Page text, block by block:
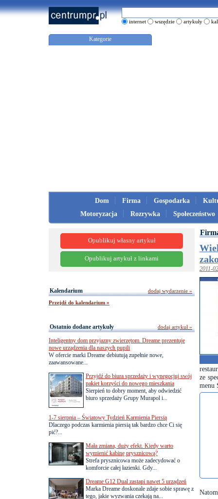
internet wszędzie artykuły
Kategorie
Dom Firma Gospodarka
Motoryzacja
Rozrywka Społeczeństwo
2011-
ze
menu
Opublikuj własny artykuł
Opublikuj artykuł z linkami
Kalendarium
Przejdź do kalendarium »
dodaj wydarzenie »
Ostatnio dodane artykuły
Inteligentny dom przyjazny zwierzętom. Dreame prezentuje
nowe urządzenia dla naszych pupili
W ofercie marki Dreame debiutują zupełnie nowe,
zaawansowane...
Przyjdź do biura sprzedaży i wynegocjuj swój
pakiet korzyści do nowego mieszkania
Sierpień to dobry moment, aby odwiedzić
biuro sprzedaży Grupy Murapol i...
1-7 sierpnia – Światowy Tydzień Karmienia Piersią
Dlaczego podczas karmienia piersią tak bardzo chce Ci się
pić?...
Mała zmiana, duży efekt. Kiedy warto
wymienić kabinę prysznicową?
Strefa prysznicowa może zadecydować o
komforcie całej łazienki. Gdy...
Dreame G12 Dual zastąpi nawet 5 urządzeń
Marka Dreame doskonale zdaje sobie sprawę z
tego, jakie wyzwania czekają na...
dodaj artykuł »